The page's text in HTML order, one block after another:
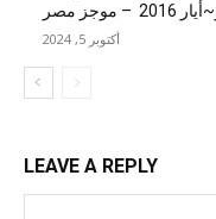
– موجز مصر
أكتوبر 5, 2024
LEAVE A REPLY